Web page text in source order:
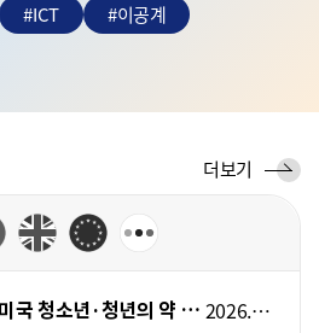
#ICT #이공계
미국 청소년·청년의 약 20%가 정신건강 조언용 AI 챗봇을 이용 2026.06.01
단
신
더보기